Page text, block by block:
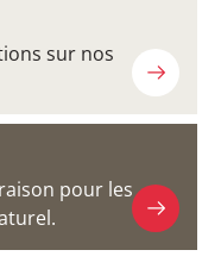
sur nos
pour les